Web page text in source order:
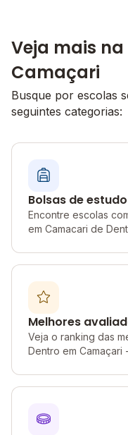
Veja mais
Camaçari
Busque por escolas
seguintes categorias:
Bolsas de estudo
Encontre escolas
em Camacari de
Melhores
Veja o ranking das
Dentro em Camaçari